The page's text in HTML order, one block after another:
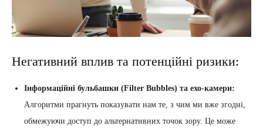
Негативний вплив та потенційні ризики:
Інформаційні бульбашки (Filter Bubbles) та ехо-камери:
Алгоритми прагнуть показувати нам те, з чим ми вже згодні,
обмежуючи доступ до альтернативних точок зору. Це може